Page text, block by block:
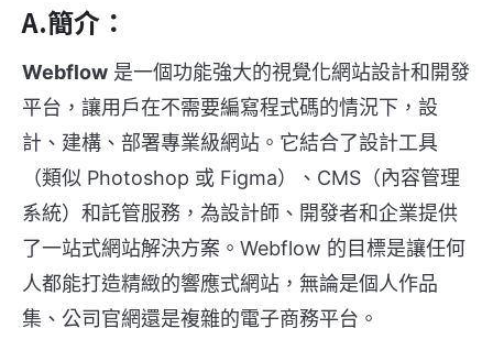
A.簡介：
Webflow 是一個功能強大的視覺化網站設計和開發
平台，讓用戶在不需要編寫程式碼的情況下，設
計、建構、部署專業級網站。它結合了設計工具
（類似 Photoshop 或 Figma）、CMS（內容管理
系統）和託管服務，為設計師、開發者和企業提供
了一站式網站解決方案。Webflow 的目標是讓任何
人都能打造精緻的響應式網站，無論是個人作品
集、公司官網還是複雜的電子商務平台。